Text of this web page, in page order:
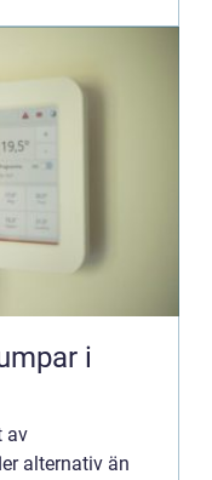
i
av
alternativ än